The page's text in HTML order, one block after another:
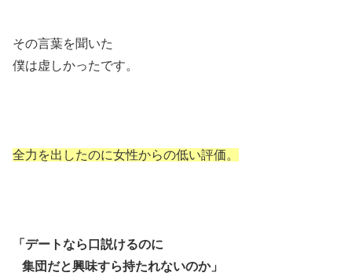
その言葉を聞いた
僕は虚しかったです。
全力を出したのに女性からの低い評価。
「デートなら口説けるのに
集団だと興味すら持たれないのか」